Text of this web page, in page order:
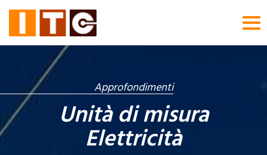
Approfondimenti
Unità di misura
Elettricità